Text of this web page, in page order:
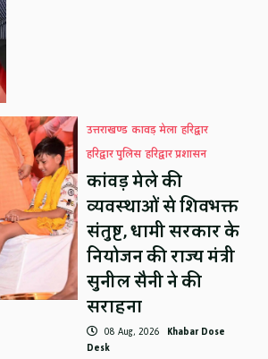
उत्तराखण्ड कावड़ मेला हरिद्वार
हरिद्वार पुलिस हरिद्वार प्रशासन
कांवड़ मेले की
व्यवस्थाओं से शिवभक्त
संतुष्ट, धामी सरकार के
नियोजन की राज्य मंत्री
सुनील सैनी ने की
सराहना
08 Aug, 2026 Khabar Dose
Desk